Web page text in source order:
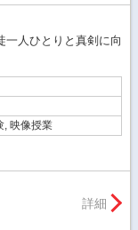
一人ひとりと真剣に向
, 映像授業
詳細